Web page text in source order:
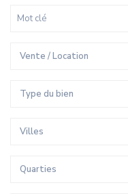
Vente / Location
Type du bien
Villes
Quarties